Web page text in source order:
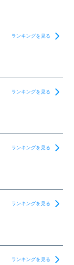
ランキングを見る
ランキングを見る
ランキングを見る
ランキングを見る
ランキングを見る